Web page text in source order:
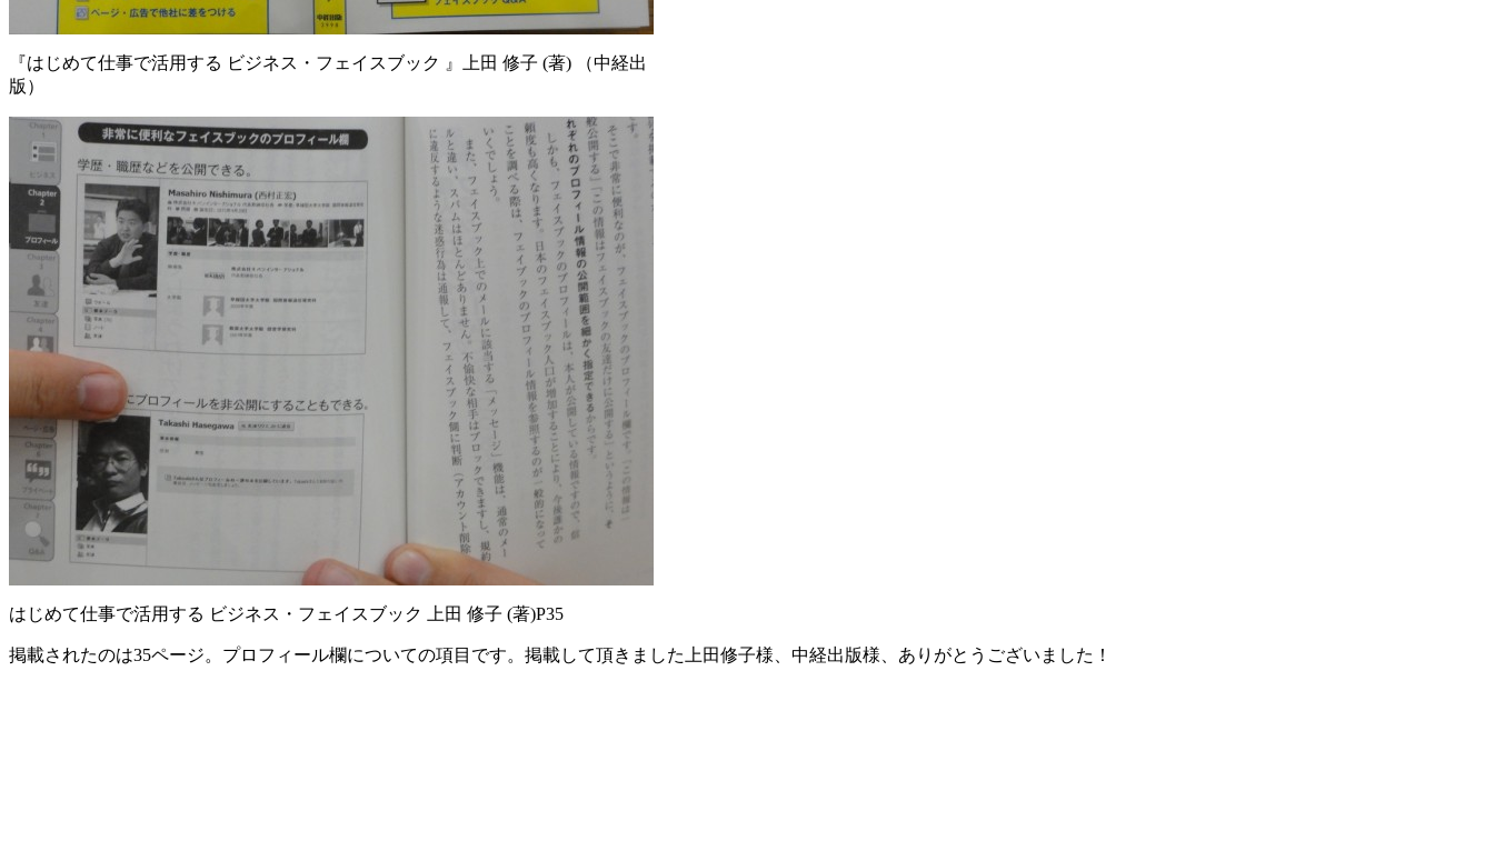
『はじめて仕事で活用する ビジネス・フェイスブック 』上田 修子 (著) （中経出
版）
はじめて仕事で活用する ビジネス・フェイスブック 上田 修子 (著)P35
掲載されたのは35ページ。プロフィール欄についての項目です。掲載して頂きました上田修子様、中経出版様、ありがとうございました！